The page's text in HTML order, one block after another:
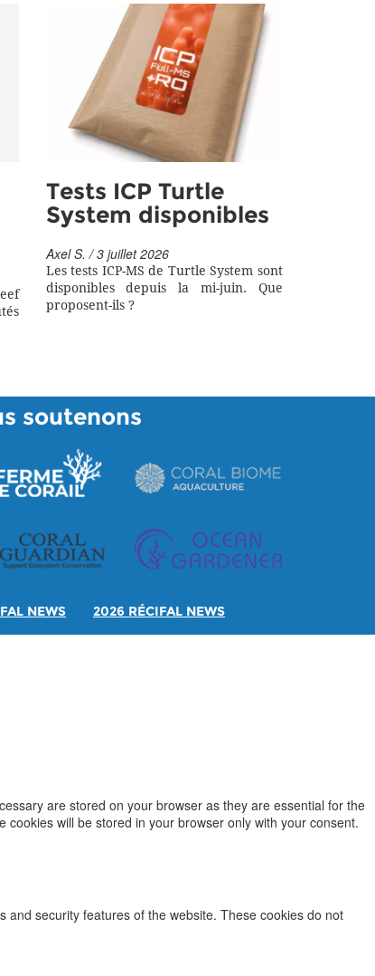
Tests ICP Turtle
System disponibles
Axel S. / 3 juillet 2026
Les tests ICP-MS de Turtle System sont
disponibles depuis la mi-juin. Que
proposent-ils ?
soutenons
NEWS 2026 RÉCIFAL NEWS
are stored on your browser as they are essential for the
will be stored in your browser only with your consent.
and security features of the website. These cookies do not